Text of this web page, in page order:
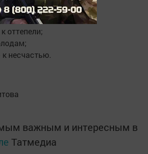
оттепели;
несчастью.
важным и интересным в
Татмедиа